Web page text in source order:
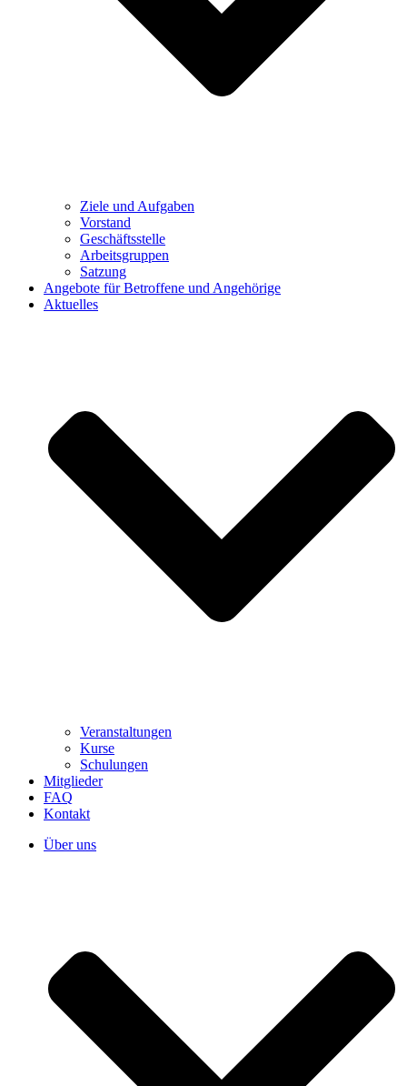
Ziele und Aufgaben
Vorstand
Geschäftsstelle
Arbeitsgruppen
Satzung
Angebote für Betroffene und Angehörige
Aktuelles
Veranstaltungen
Kurse
Schulungen
Mitglieder
FAQ
Kontakt
Über uns